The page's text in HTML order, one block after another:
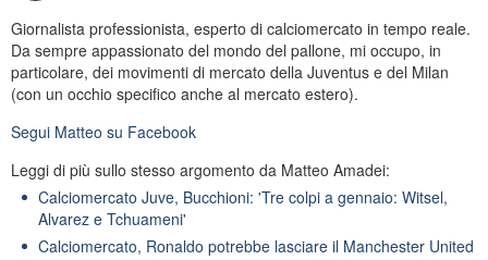
Giornalista professionista, esperto di calciomercato in tempo reale.
Da sempre appassionato del mondo del pallone, mi occupo, in
particolare, dei movimenti di mercato della Juventus e del Milan
(con un occhio specifico anche al mercato estero).
Segui Matteo su Facebook
Leggi di più sullo stesso argomento da Matteo Amadei:
Calciomercato Juve, Bucchioni: 'Tre colpi a gennaio: Witsel,
Alvarez e Tchuameni'
Calciomercato, Ronaldo potrebbe lasciare il Manchester United